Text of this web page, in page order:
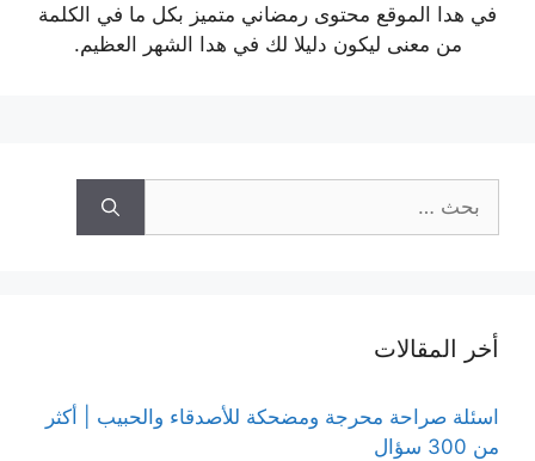
في هدا الموقع محتوى رمضاني متميز بكل ما في الكلمة
من معنى ليكون دليلا لك في هدا الشهر العظيم.
عن:
أخر المقالات
اسئلة صراحة محرجة ومضحكة للأصدقاء والحبيب | أكثر
من 300 سؤال